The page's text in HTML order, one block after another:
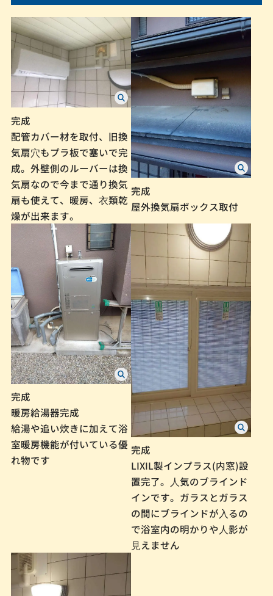
完成
配管カバー材を取付、旧換
気扇⽳もプラ板で塞いで完
成。外壁側のルーバーは換
気扇なので今まで通り換気
扇も使えて、暖房、⾐類乾
燥が出来ます。
完成
屋外換気扇ボックス取付
完成
暖房給湯器完成
給湯や追い炊きに加えて浴
室暖房機能が付いている優
れ物です
完成
LIXIL製インプラス(内窓)設
置完了。⼈気のブラインド
インです。ガラスとガラス
の間にブラインドが⼊るの
で浴室内の明かりや⼈影が
⾒えません